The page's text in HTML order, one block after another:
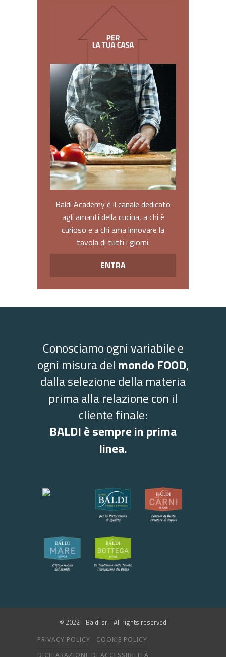
Baldi Academy è il canale dedicato
agli amanti della cucina, a chi è
curioso e a chi ama innovare la
tavola di tutti i giorni.
ENTRA
Conosciamo ogni variabile e
ogni misura del mondo FOOD,
dalla selezione della materia
prima alla relazione con il
cliente finale:
BALDI è sempre in prima
linea.
© 2022 - Baldi srl | All rights reserved
PRIVACY POLICY
COOKIE POLICY
DICHIARAZIONE DI ACCESSIBILITÀ